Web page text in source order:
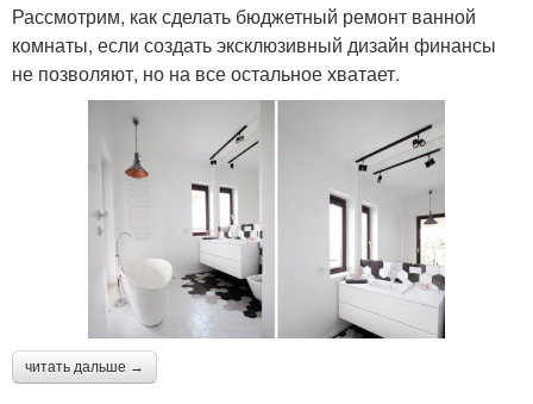
Рассмотрим, как сделать бюджетный ремонт ванной
комнаты, если создать эксклюзивный дизайн финансы
не позволяют, но на все остальное хватает.
читать дальше →